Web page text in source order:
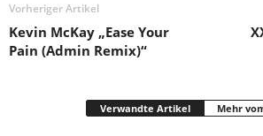
Vorheriger Artikel
Kevin McKay „Ease Your
Pain (Admin Remix)“
Verwandte Artikel Mehr